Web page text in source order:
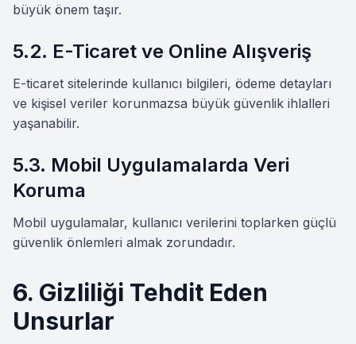
büyük önem taşır.
5.2. E-Ticaret ve Online Alışveriş
E-ticaret sitelerinde kullanıcı bilgileri, ödeme detayları
ve kişisel veriler korunmazsa büyük güvenlik ihlalleri
yaşanabilir.
5.3. Mobil Uygulamalarda Veri
Koruma
Mobil uygulamalar, kullanıcı verilerini toplarken güçlü
güvenlik önlemleri almak zorundadır.
6. Gizliliği Tehdit Eden
Unsurlar